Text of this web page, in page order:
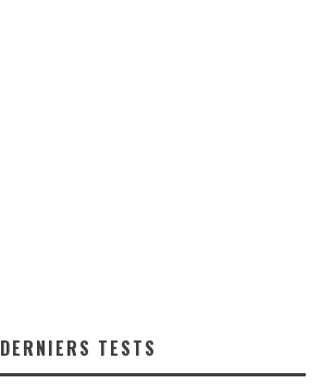
DERNIERS TESTS